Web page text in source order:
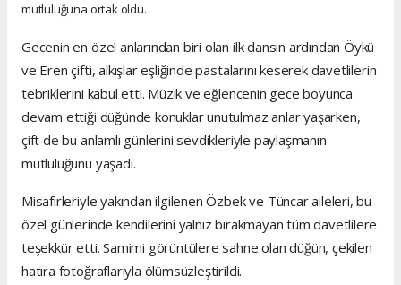
mutluluğuna ortak oldu.
Gecenin en özel anlarından biri olan ilk dansın ardından Öykü
ve Eren çifti, alkışlar eşliğinde pastalarını keserek davetlilerin
tebriklerini kabul etti. Müzik ve eğlencenin gece boyunca
devam ettiği düğünde konuklar unutulmaz anlar yaşarken,
çift de bu anlamlı günlerini sevdikleriyle paylaşmanın
mutluluğunu yaşadı.
Misafirleriyle yakından ilgilenen Özbek ve Tüncar aileleri, bu
özel günlerinde kendilerini yalnız bırakmayan tüm davetlilere
teşekkür etti. Samimi görüntülere sahne olan düğün, çekilen
hatıra fotoğraflarıyla ölümsüzleştirildi.